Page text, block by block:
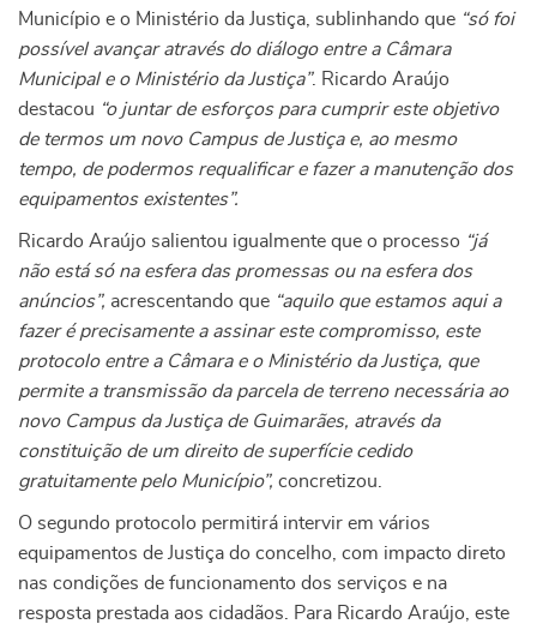
Município e o Ministério da Justiça, sublinhando que “só foi
possível avançar através do diálogo entre a Câmara
Municipal e o Ministério da Justiça”. Ricardo Araújo
destacou “o juntar de esforços para cumprir este objetivo
de termos um novo Campus de Justiça e, ao mesmo
tempo, de podermos requalificar e fazer a manutenção dos
equipamentos existentes”.
Ricardo Araújo salientou igualmente que o processo “já
não está só na esfera das promessas ou na esfera dos
anúncios”, acrescentando que “aquilo que estamos aqui a
fazer é precisamente a assinar este compromisso, este
protocolo entre a Câmara e o Ministério da Justiça, que
permite a transmissão da parcela de terreno necessária ao
novo Campus da Justiça de Guimarães, através da
constituição de um direito de superfície cedido
gratuitamente pelo Município”, concretizou.
O segundo protocolo permitirá intervir em vários
equipamentos de Justiça do concelho, com impacto direto
nas condições de funcionamento dos serviços e na
resposta prestada aos cidadãos. Para Ricardo Araújo, este